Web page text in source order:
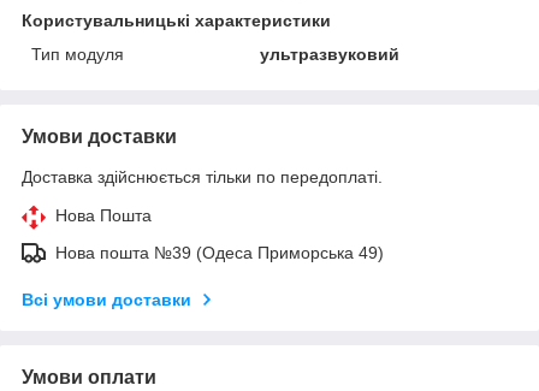
Користувальницькі характеристики
Тип модуля
ультразвуковий
Умови доставки
Доставка здійснюється тільки по передоплаті.
Нова Пошта
Нова пошта №39 (Одеса Приморська 49)
Всі умови доставки
Умови оплати